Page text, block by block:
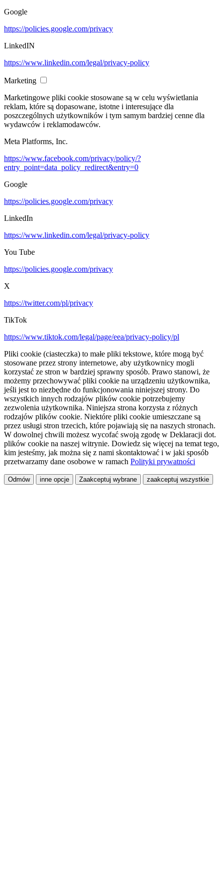
Google
https://policies.google.com/privacy
LinkedIN
https://www.linkedin.com/legal/privacy-policy
Marketing
Marketingowe pliki cookie stosowane są w celu wyświetlania
reklam, które są dopasowane, istotne i interesujące dla
poszczególnych użytkowników i tym samym bardziej cenne dla
wydawców i reklamodawców.
Meta Platforms, Inc.
https://www.facebook.com/privacy/policy/?
entry_point=data_policy_redirect&entry=0
Google
https://policies.google.com/privacy
LinkedIn
https://www.linkedin.com/legal/privacy-policy
You Tube
https://policies.google.com/privacy
X
https://twitter.com/pl/privacy
TikTok
https://www.tiktok.com/legal/page/eea/privacy-policy/pl
Pliki cookie (ciasteczka) to małe pliki tekstowe, które mogą być
stosowane przez strony internetowe, aby użytkownicy mogli
korzystać ze stron w bardziej sprawny sposób. Prawo stanowi, że
możemy przechowywać pliki cookie na urządzeniu użytkownika,
jeśli jest to niezbędne do funkcjonowania niniejszej strony. Do
wszystkich innych rodzajów plików cookie potrzebujemy
zezwolenia użytkownika. Niniejsza strona korzysta z różnych
rodzajów plików cookie. Niektóre pliki cookie umieszczane są
przez usługi stron trzecich, które pojawiają się na naszych stronach.
W dowolnej chwili możesz wycofać swoją zgodę w Deklaracji dot.
plików cookie na naszej witrynie. Dowiedz się więcej na temat tego,
kim jesteśmy, jak można się z nami skontaktować i w jaki sposób
przetwarzamy dane osobowe w ramach Polityki prywatności
Odmów inne opcje Zaakceptuj wybrane zaakceptuj wszystkie